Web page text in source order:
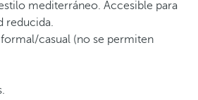
mediterráneo. Accesible para
reducida.
casual (no se permiten